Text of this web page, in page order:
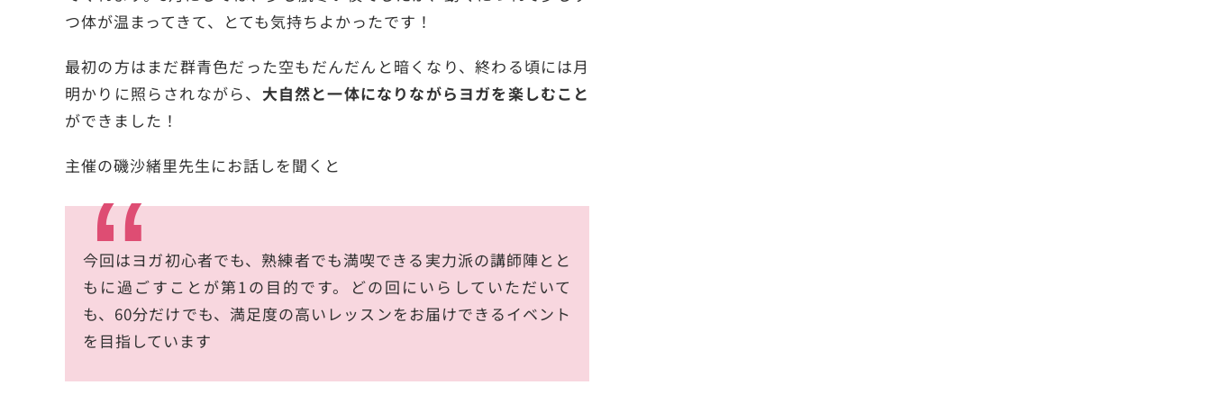
つ体が温まってきて、とても気持ちよかったです！
最初の方はまだ群青色だった空もだんだんと暗くなり、終わる頃には月
明かりに照らされながら、 大自然と一体になりながらヨガを楽しむこと
ができました！
主催の磯沙緒里先生にお話しを聞くと
今回はヨガ初心者でも、熟練者でも満喫できる実力派の講師陣とと
もに過ごすことが第1の目的です。どの回にいらしていただいて
も、60分だけでも、満足度の高いレッスンをお届けできるイベント
を目指しています